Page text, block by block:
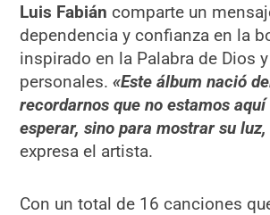
Luis Fabián comparte un
dependencia y confianza en la
inspirado en la Palabra de Dios
personales.«Este álbum nació
recordarnos que no estamos aquí
esperar, sino para mostrar su
expresa el artista.
Con un total de 16 canciones